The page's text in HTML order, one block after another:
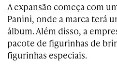
A expansão começa com
Panini, onde a marca terá
álbum. Além disso, a
pacote de figurinhas de
figurinhas especiais.